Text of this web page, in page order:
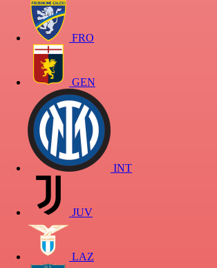
FRO
GEN
INT
JUV
LAZ